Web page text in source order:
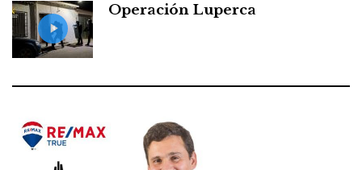
Operación Luperca